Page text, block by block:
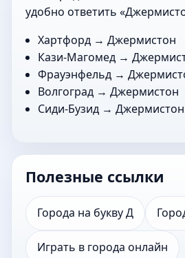
удобно ответить
Хартфорд → Джермистон
Кази-Магомед →
Фрауэнфельд →
Волгоград → Джермистон
Сиди-Бузид → Джермистон
Полезные ссылки
Города на букву Д
Играть в города онлайн